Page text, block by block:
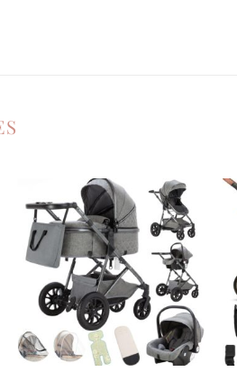
Ajouter
à la
liste de
souhaits